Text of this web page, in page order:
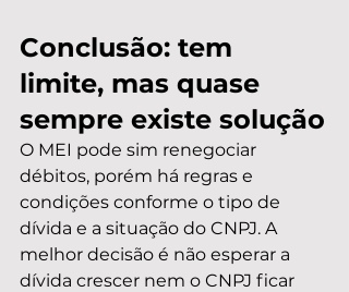
Conclusão: tem
limite, mas quase
sempre existe solução
O MEI pode sim renegociar
débitos, porém há regras e
condições conforme o tipo de
dívida e a situação do CNPJ. A
melhor decisão é não esperar a
dívida crescer nem o CNPJ ficar